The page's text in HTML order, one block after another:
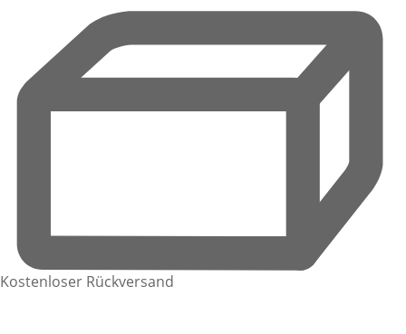
Kostenloser Rückversand